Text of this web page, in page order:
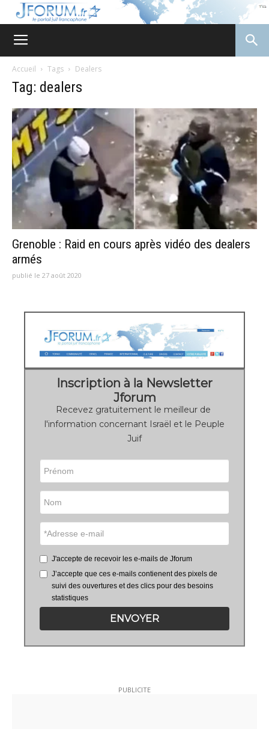
Accueil Tags Dealers
Tag: dealers
Grenoble : Raid en cours après vidéo des dealers
armés
publié le 27 août 2020
Inscription à la Newsletter
Jforum
Recevez gratuitement le meilleur de
l'information concernant Israël et le Peuple
Juif
J'accepte de recevoir les e-mails de Jforum
J’accepte que ces e-mails contienent des pixels de
suivi des ouvertures et des clics pour des besoins
statistiques
ENVOYER